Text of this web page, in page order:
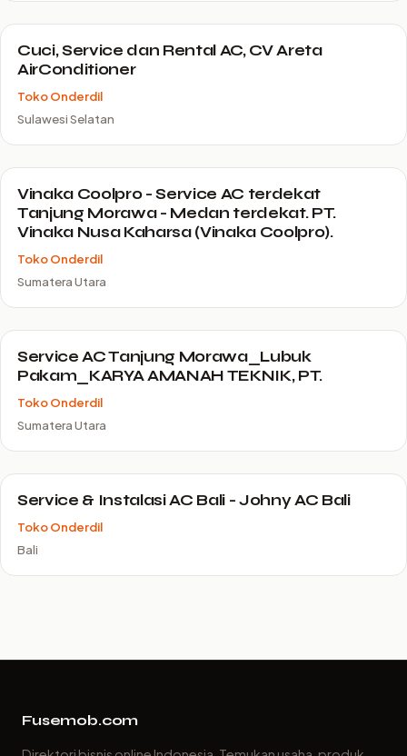
Cuci, Service dan Rental AC, CV Areta
AirConditioner
Toko Onderdil
Sulawesi Selatan
Vinaka Coolpro - Service AC terdekat
Tanjung Morawa - Medan terdekat. PT.
Vinaka Nusa Kaharsa (Vinaka Coolpro).
Toko Onderdil
Sumatera Utara
Service AC Tanjung Morawa_Lubuk
Pakam_KARYA AMANAH TEKNIK, PT.
Toko Onderdil
Sumatera Utara
Service & Instalasi AC Bali - Johny AC Bali
Toko Onderdil
Bali
Fusemob.com